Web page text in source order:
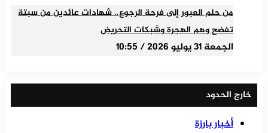
من حلم العبور إلى فرحة الرجوع.. شهادات عائدين من سبتة
تفضح وهم الهجرة وشبكات التحريض
الجمعة 31 يوليو 2026 / 10:55
خارج الحدود
أخبار بارزة